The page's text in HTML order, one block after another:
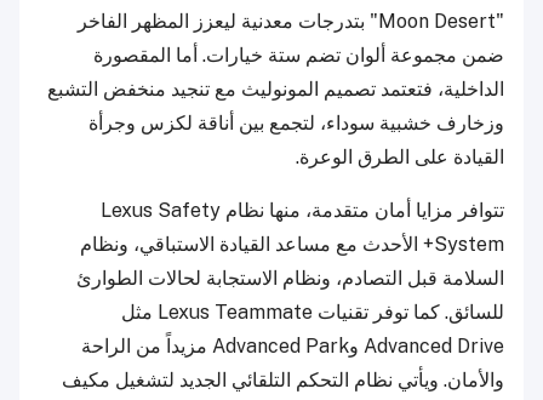
"Moon Desert" بتدرجات معدنية ليعزز المظهر الفاخر
ضمن مجموعة ألوان تضم ستة خيارات. أما المقصورة
الداخلية، فتعتمد تصميم المونوليث مع تنجيد منخفض التشبع
وزخارف خشبية سوداء، لتجمع بين أناقة لكزس وجرأة
القيادة على الطرق الوعرة.
تتوافر مزايا أمان متقدمة، منها نظام Lexus Safety
System+ الأحدث مع مساعد القيادة الاستباقي، ونظام
السلامة قبل التصادم، ونظام الاستجابة لحالات الطوارئ
للسائق. كما توفر تقنيات Lexus Teammate مثل
Advanced Drive وAdvanced Park مزيداً من الراحة
والأمان. ويأتي نظام التحكم التلقائي الجديد لتشغيل مكيف